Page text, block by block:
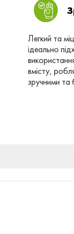
Легкий та
ідеально
вмісту,
зручними та